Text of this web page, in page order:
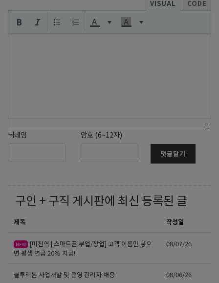
VISUAL CODE
닉네임 암호 (6~12자)
댓글달기
구인 + 구직 게시판에 최신 등록된 글
제목 작성일
NEW
[미전역 | 스마트폰 부업/창업] 고객 이름만 넣으
면 평생 연금 20% 지급!
08/07/26
블루리본 사업개발 및 운영 관리자 채용 08/06/26